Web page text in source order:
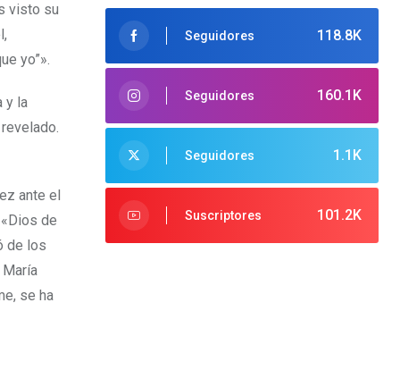
visto su
yo”».
y la
ante el
de
de los
se ha
118.8K
Seguidores
160.1K
Seguidores
1.1K
Seguidores
101.2K
Suscriptores